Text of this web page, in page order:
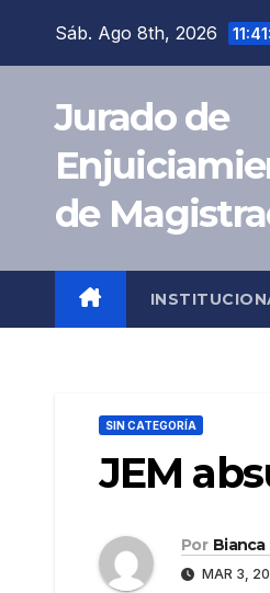
Sáb. Ago 8th, 2026
Jurado de
de
SIN CATEGORÍA
JEM
Por Bianca
MAR 3,